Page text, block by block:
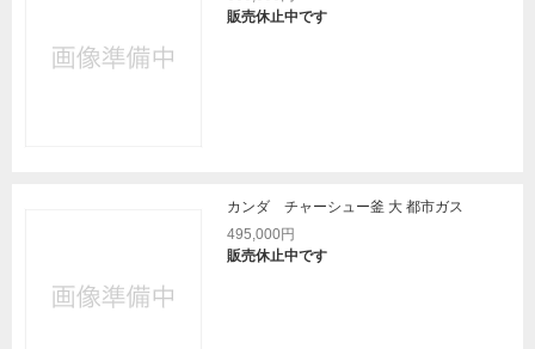
販売休止中です
カンダ チャーシュー釜 大 都市ガス
495,000円
販売休止中です